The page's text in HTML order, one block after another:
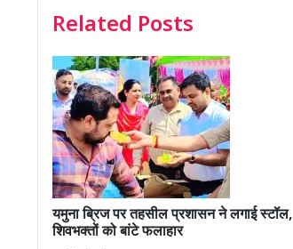
Related Posts
यमुना ब्रिज पर तहसील प्रशासन ने लगाई स्टॉल,
शिवभक्तों को बांटे फलाहार